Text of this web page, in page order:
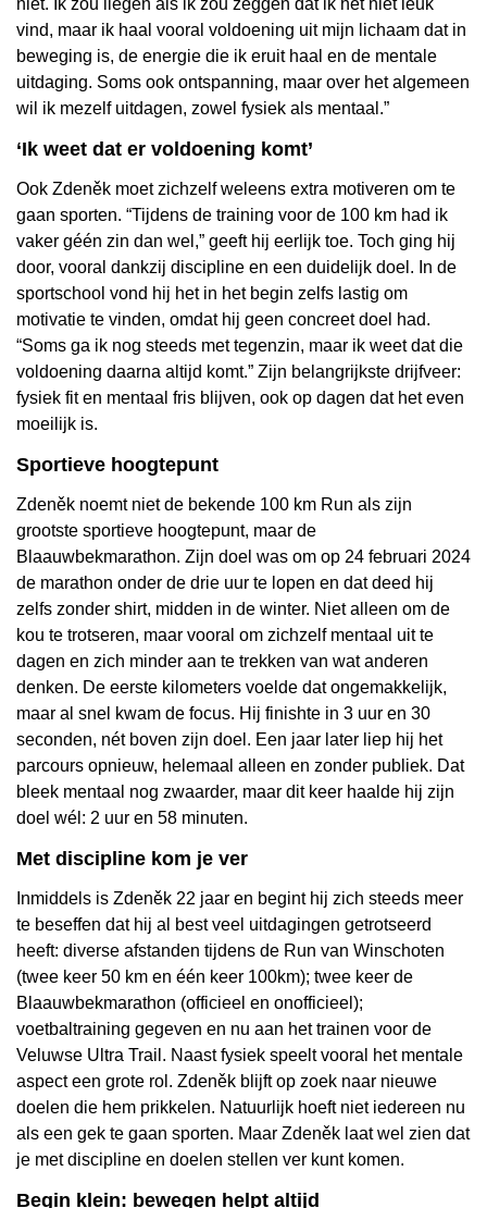
niet. Ik zou liegen als ik zou zeggen dat ik het niet leuk
vind, maar ik haal vooral voldoening uit mijn lichaam dat in
beweging is, de energie die ik eruit haal en de mentale
uitdaging. Soms ook ontspanning, maar over het algemeen
wil ik mezelf uitdagen, zowel fysiek als mentaal.”
‘Ik weet dat er voldoening komt’
Ook Zdeněk moet zichzelf weleens extra motiveren om te
gaan sporten. “Tijdens de training voor de 100 km had ik
vaker géén zin dan wel,” geeft hij eerlijk toe. Toch ging hij
door, vooral dankzij discipline en een duidelijk doel. In de
sportschool vond hij het in het begin zelfs lastig om
motivatie te vinden, omdat hij geen concreet doel had.
“Soms ga ik nog steeds met tegenzin, maar ik weet dat die
voldoening daarna altijd komt.” Zijn belangrijkste drijfveer:
fysiek fit en mentaal fris blijven, ook op dagen dat het even
moeilijk is.
Sportieve hoogtepunt
Zdeněk noemt niet de bekende 100 km Run als zijn
grootste sportieve hoogtepunt, maar de
Blaauwbekmarathon. Zijn doel was om op 24 februari 2024
de marathon onder de drie uur te lopen en dat deed hij
zelfs zonder shirt, midden in de winter. Niet alleen om de
kou te trotseren, maar vooral om zichzelf mentaal uit te
dagen en zich minder aan te trekken van wat anderen
denken. De eerste kilometers voelde dat ongemakkelijk,
maar al snel kwam de focus. Hij finishte in 3 uur en 30
seconden, nét boven zijn doel. Een jaar later liep hij het
parcours opnieuw, helemaal alleen en zonder publiek. Dat
bleek mentaal nog zwaarder, maar dit keer haalde hij zijn
doel wél: 2 uur en 58 minuten.
Met discipline kom je ver
Inmiddels is Zdeněk 22 jaar en begint hij zich steeds meer
te beseffen dat hij al best veel uitdagingen getrotseerd
heeft: diverse afstanden tijdens de Run van Winschoten
(twee keer 50 km en één keer 100km); twee keer de
Blaauwbekmarathon (officieel en onofficieel);
voetbaltraining gegeven en nu aan het trainen voor de
Veluwse Ultra Trail. Naast fysiek speelt vooral het mentale
aspect een grote rol. Zdeněk blijft op zoek naar nieuwe
doelen die hem prikkelen. Natuurlijk hoeft niet iedereen nu
als een gek te gaan sporten. Maar Zdeněk laat wel zien dat
je met discipline en doelen stellen ver kunt komen.
Begin klein: bewegen helpt altijd